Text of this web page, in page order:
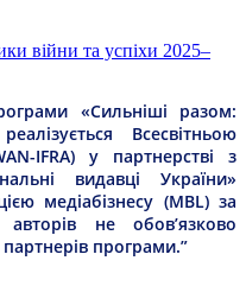
війни та успіхи 2025–
«Сильніші разом:
Всесвітньою
IFRA) у партнерстві з
видавці України»
медіабізнесу (MBL) за
не обов’язково
програми.”